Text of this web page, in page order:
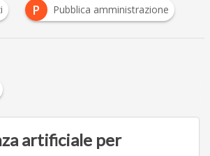
P Pubblica amministrazione
artificiale per